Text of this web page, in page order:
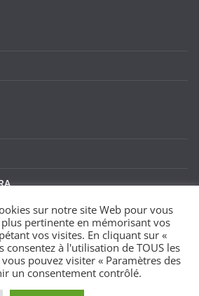
2026. Tous droits réservés.
sur notre site Web pour vous
pertinente en mémorisant vos
vos visites. En cliquant sur «
consentez à l'utilisation de TOUS les
pouvez visiter « Paramètres des
un consentement contrôlé.